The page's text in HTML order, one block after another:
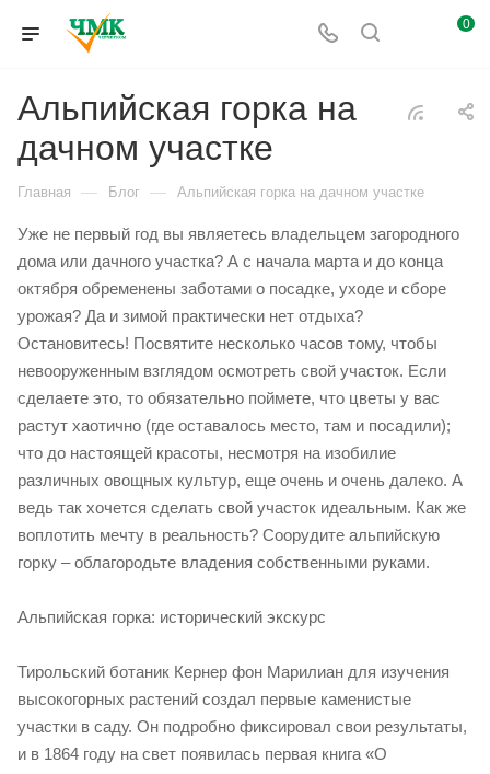
0
Альпийская горка на
дачном участке
Главная — Блог — Альпийская горка на дачном участке
Уже не первый год вы являетесь владельцем загородного
дома или дачного участка? А с начала марта и до конца
октября обременены заботами о посадке, уходе и сборе
урожая? Да и зимой практически нет отдыха?
Остановитесь! Посвятите несколько часов тому, чтобы
невооруженным взглядом осмотреть свой участок. Если
сделаете это, то обязательно поймете, что цветы у вас
растут хаотично (где оставалось место, там и посадили);
что до настоящей красоты, несмотря на изобилие
различных овощных культур, еще очень и очень далеко. А
ведь так хочется сделать свой участок идеальным. Как же
воплотить мечту в реальность? Соорудите альпийскую
горку – облагородьте владения собственными руками.
Альпийская горка: исторический экскурс
Тирольский ботаник Кернер фон Марилиан для изучения
высокогорных растений создал первые каменистые
участки в саду. Он подробно фиксировал свои результаты,
и в 1864 году на свет появилась первая книга «О